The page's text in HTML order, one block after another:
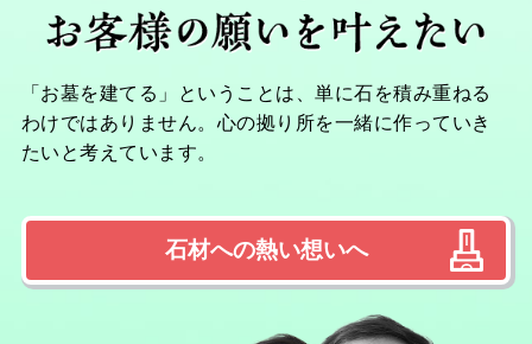
「お墓を建てる」ということは、単に石を積み重ねる
わけではありません。心の拠り所を一緒に作っていき
たいと考えています。
石材への熱い想いへ